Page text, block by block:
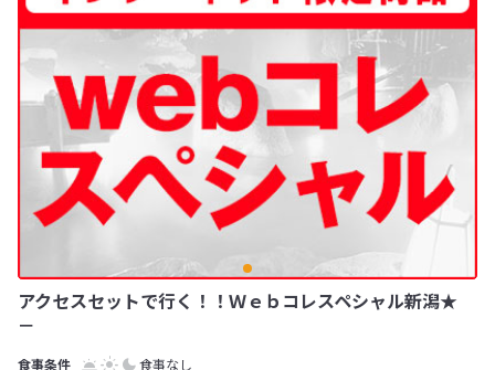
アクセスセットで行く！！Ｗｅｂコレスペシャル新潟★
－
食事なし